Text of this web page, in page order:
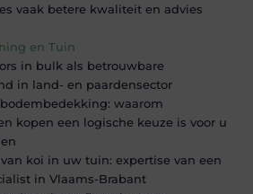
vaak betere kwaliteit en advies
en Tuin
in bulk als betrouwbare
in land- en paardensector
waarom
kopen een logische keuze is voor u
koi in uw tuin: expertise van een
in Vlaams-Brabant